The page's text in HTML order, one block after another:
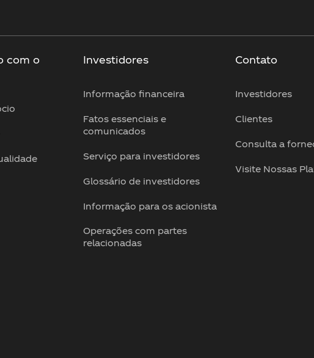
com o
Investidores
Informação financeira
Fatos essenciais e
comunicados
Serviço para investidores
Glossário de investidores
Informação para os acionista
Operações com partes
relacionadas
Contato
Investidores
Clientes
Consulta a
Visite Nossas